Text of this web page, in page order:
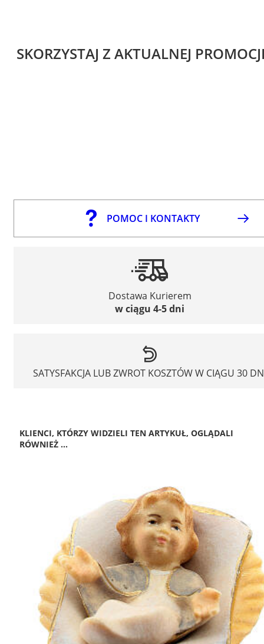
SKORZYSTAJ Z AKTUALNEJ
POMOC I KONTAKTY
Dostawa Kurierem
w ciągu 4-5 dni
SATYSFAKCJA LUB ZWROT KOSZTÓW W CIĄGU 30
KLIENCI, KTÓRZY WIDZIELI TEN ARTYKUŁ, OGLĄDALI
RÓWNIEŻ ...